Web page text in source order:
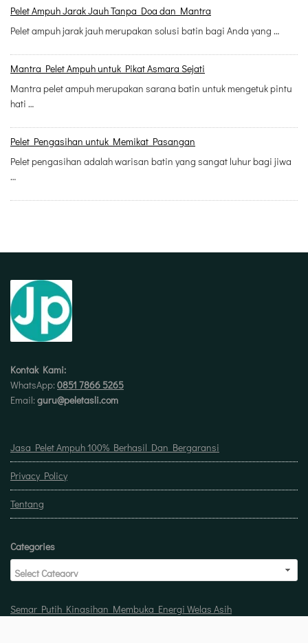
Pelet Ampuh Jarak Jauh Tanpa Doa dan Mantra
Pelet ampuh jarak jauh merupakan solusi batin bagi Anda yang …
Mantra Pelet Ampuh untuk Pikat Asmara Sejati
Mantra pelet ampuh merupakan sarana batin untuk mengetuk pintu
hati …
Pelet Pengasihan untuk Memikat Pasangan
Pelet pengasihan adalah warisan batin yang sangat luhur bagi jiwa
…
Kontak Kami:
WhatsApp: 0851 7866 5265
Email: guru@peletasli.com
Jasa Pelet Ampuh 100% Berhasil Dan Bergaransi
Privacy Policy
Tentang
Categories
Semar Putih Kinasihan Membuka Energi Welas Asih